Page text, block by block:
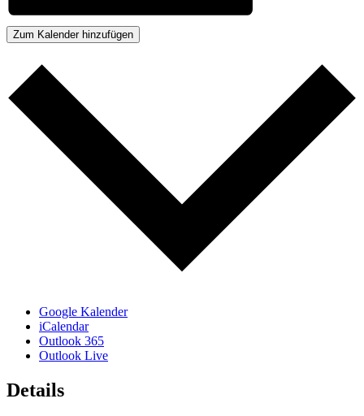
Zum Kalender hinzufügen
Google Kalender
iCalendar
Outlook 365
Outlook Live
Details